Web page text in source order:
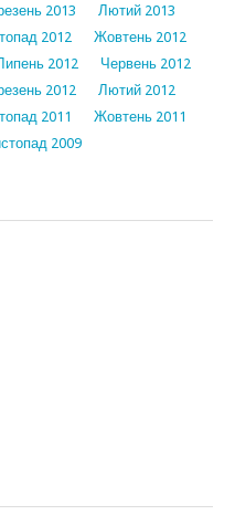
2013
Лютий 2013
2012
Жовтень 2012
2012
Червень 2012
2012
Лютий 2012
2011
Жовтень 2011
2009